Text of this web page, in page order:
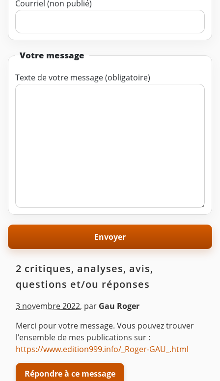
Courriel (non publié)
Votre message
Texte de votre message (obligatoire)
2 critiques, analyses, avis,
questions et/ou réponses
3 novembre 2022, par Gau Roger
Merci pour votre message. Vous pouvez trouver
l’ensemble de mes publications sur :
https://www.edition999.info/_Roger-GAU_.html
Répondre à ce message